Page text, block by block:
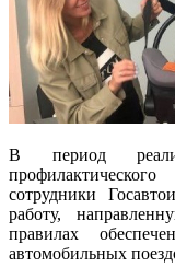
В период
сотрудники
работу,
правилах
автомобильных